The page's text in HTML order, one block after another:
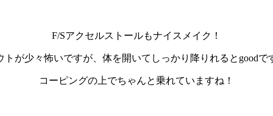
F/Sアクセルストールもナイスメイク！
トが少々怖いですが、体を開いてしっかり降りれるとgoodで
コーピングの上でちゃんと乗れていますね！